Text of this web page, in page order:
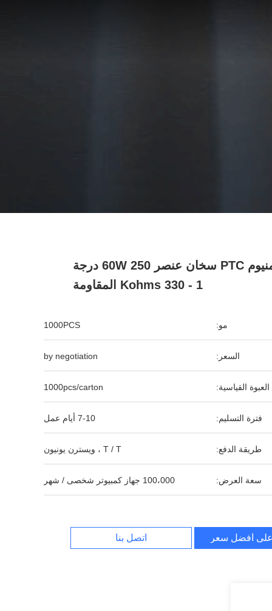
لوحة الألومنيوم PTC سخان عنصر 60W 250 درجة
1 - 330 Kohms المقاومة
مو: 1000PCS
السعر: by negotiation
العبوة القياسية: 1000pcs/carton
فترة التسليم: 7-10 أيام عمل
طريقة الدفع: T / T ، ويسترن يونيون
سعة العرض: 100،000 جهاز كمبيوتر شخصى / شهر
أفضل سعر اتصل بنا